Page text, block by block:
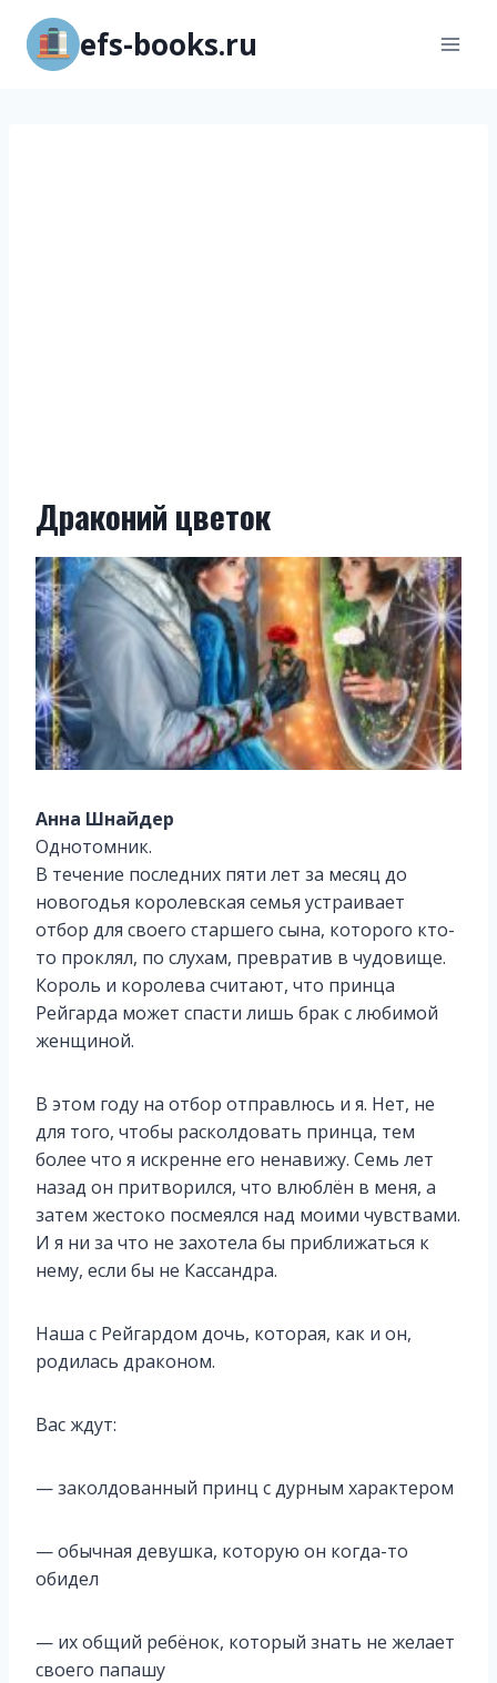
Перейти
содержимому
efs-books.ru
Драконий цветок
Анна Шнайдер
Однотомник.
В течение последних пяти лет за месяц до
новогодья королевская семья устраивает
отбор для своего старшего сына, которого кто-
то проклял, по слухам, превратив в чудовище.
Король и королева считают, что принца
Рейгарда может спасти лишь брак с любимой
женщиной.
В этом году на отбор отправлюсь и я. Нет, не
для того, чтобы расколдовать принца, тем
более что я искренне его ненавижу. Семь лет
назад он притворился, что влюблён в меня, а
затем жестоко посмеялся над моими чувствами.
И я ни за что не захотела бы приближаться к
нему, если бы не Кассандра.
Наша с Рейгардом дочь, которая, как и он,
родилась драконом.
Вас ждут:
— заколдованный принц с дурным характером
— обычная девушка, которую он когда-то
обидел
— их общий ребёнок, который знать не желает
своего папашу